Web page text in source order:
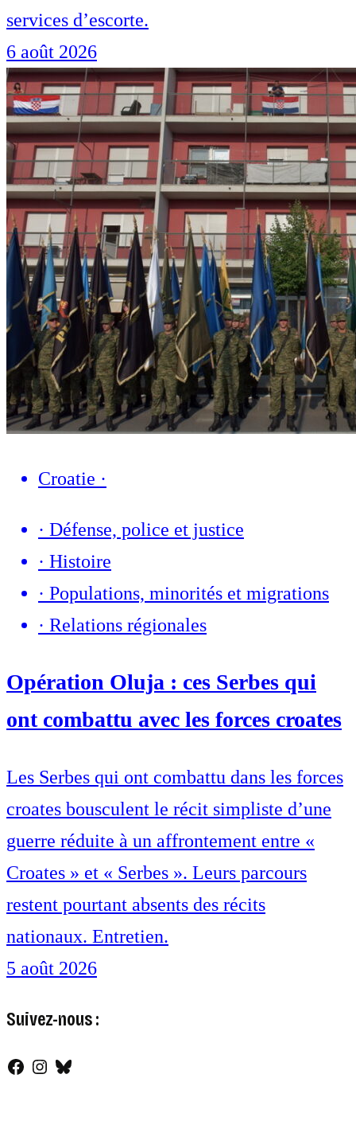
services d’escorte.
6 août 2026
Croatie ·
· Défense, police et justice
· Histoire
· Populations, minorités et migrations
· Relations régionales
Opération Oluja : ces Serbes qui
ont combattu avec les forces croates
Les Serbes qui ont combattu dans les forces
croates bousculent le récit simpliste d’une
guerre réduite à un affrontement entre «
Croates » et « Serbes ». Leurs parcours
restent pourtant absents des récits
nationaux. Entretien.
5 août 2026
Suivez-nous :
Facebook
Instagram
Bluesky